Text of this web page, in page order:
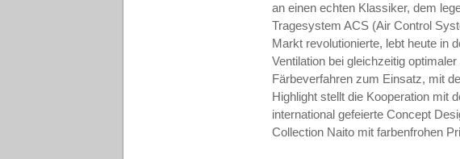
an einen echten Klassiker, dem
Tragesystem ACS (Air Control
Markt revolutionierte, lebt heute in
Ventilation bei gleichzeitig
Färbeverfahren zum Einsatz, mit
Highlight stellt die Kooperation mit
international gefeierte Concept
Collection Naito mit farbenfrohen